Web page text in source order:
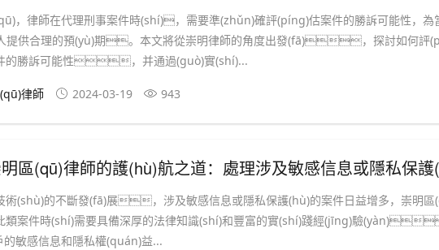
，律師在代理刑事案件時(shí)，需要準(zhǔn)確評(píng)估案件的勝訴可能性，為
提供合理的預(yù)期。本文將從崇明律師的角度出發(fā)，探討如何評
的勝訴可能性，并通過(guò)實(shí)...
律師 2024-03-19 943
區(qū)律師的護(hù)航之道：處理涉及敏感信息或隱私保護(hù)的案
術(shù)的不斷發(fā)展，涉及敏感信息或隱私保護(hù)的案件日益增多，崇明區
類案件時(shí)需要具備深厚的法律知識(shí)和豐富的實(shí)踐經(jīng)驗
的敏感信息和隱私權(quán)益...